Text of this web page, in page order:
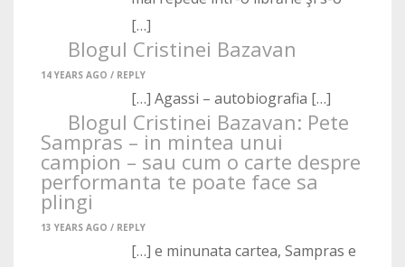
[…]
Blogul Cristinei Bazavan
14 YEARS AGO / REPLY
[…] Agassi – autobiografia […]
Blogul Cristinei Bazavan: Pete
Sampras – in mintea unui
campion – sau cum o carte despre
performanta te poate face sa
plingi
13 YEARS AGO / REPLY
[…] e minunata cartea, Sampras e